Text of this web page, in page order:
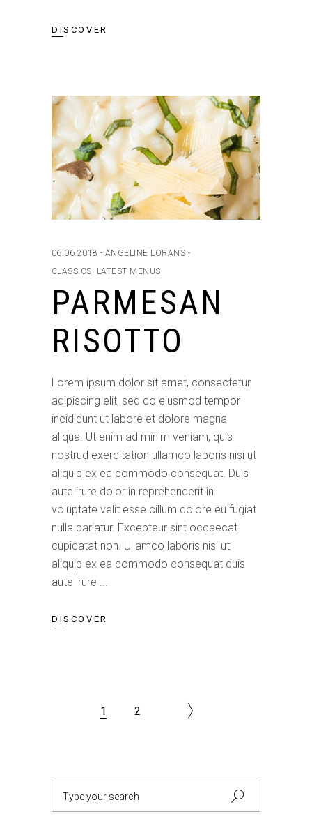
DISCOVER
06.06.2018
ANGELINE LORANS
CLASSICS, LATEST MENUS
PARMESAN
RISOTTO
Lorem ipsum dolor sit amet, consectetur
adipiscing elit, sed do eiusmod tempor
incididunt ut labore et dolore magna
aliqua. Ut enim ad minim veniam, quis
nostrud exercitation ullamco laboris nisi ut
aliquip ex ea commodo consequat. Duis
aute irure dolor in reprehenderit in
voluptate velit esse cillum dolore eu fugiat
nulla pariatur. Excepteur sint occaecat
cupidatat non. Ullamco laboris nisi ut
aliquip ex ea commodo consequat duis
aute irure
DISCOVER
1 2